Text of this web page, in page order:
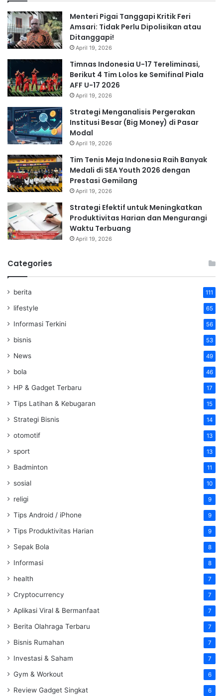
Menteri Pigai Tanggapi Kritik Feri
Amsari: Tidak Perlu Dipolisikan atau
Ditanggapi!
April 19, 2026
Timnas Indonesia U-17 Tereliminasi,
Berikut 4 Tim Lolos ke Semifinal Piala
AFF U-17 2026
April 19, 2026
Strategi Menganalisis Pergerakan
Institusi Besar (Big Money) di Pasar
Modal
April 19, 2026
Tim Tenis Meja Indonesia Raih Banyak
Medali di SEA Youth 2026 dengan
Prestasi Gemilang
April 19, 2026
Strategi Efektif untuk Meningkatkan
Produktivitas Harian dan Mengurangi
Waktu Terbuang
April 19, 2026
Categories
berita 111
lifestyle 65
Informasi Terkini 56
bisnis 53
News 49
bola 46
HP & Gadget Terbaru 17
Tips Latihan & Kebugaran 15
Strategi Bisnis 14
otomotif 13
sport 13
Badminton 11
sosial 10
religi 9
Tips Android / iPhone 9
Tips Produktivitas Harian 9
Sepak Bola 8
Informasi 8
health 7
Cryptocurrency 7
Aplikasi Viral & Bermanfaat 7
Berita Olahraga Terbaru 7
Bisnis Rumahan 7
Investasi & Saham 7
Gym & Workout 6
Review Gadget Singkat 6